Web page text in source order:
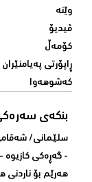
وێنە
ڤیدیۆ
کۆمەڵ
ڕاپۆرتی پەیامنێران
کەشوهەوا
بنکەی
سلێمانی/
- گه‌ڕه‌کی
هه‌رێم بۆ ناردنی‌